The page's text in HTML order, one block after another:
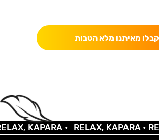
קבלו מאיתנו מלא הטבות
KAPARA • RELAX, KAPARA •